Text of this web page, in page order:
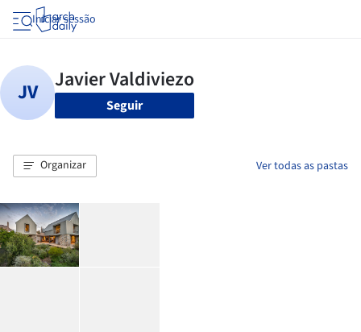
Iniciar sessão
Seguir
Organizar Ver todas as pastas